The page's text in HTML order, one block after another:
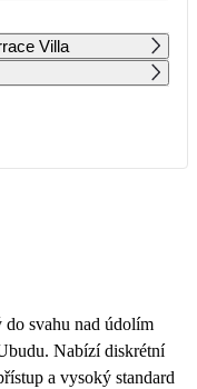
137 619 146 929 130 999
11
Villa
svahu nad údolím
Nabízí diskrétní
a vysoký standard